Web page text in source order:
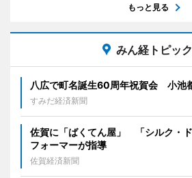
もっと見る
みん経トピッ
八広で町名誕生60周年祝賀会 小池
すみだ経済新聞
佐賀に「ばくてん屋」 「シルク・
フォーマーが指導
佐賀経済新聞